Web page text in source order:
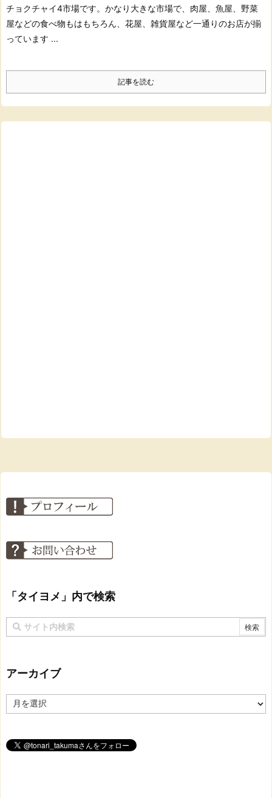
チョクチャイ4市場です。 かなり大きな市場で、 肉屋、魚屋、野菜
屋などの食べ物もはもちろん、 花屋、雑貨屋など一通りのお店が揃
っています ...
記事を読む
「タイヨメ」内で検索
アーカイブ
ー
ブ